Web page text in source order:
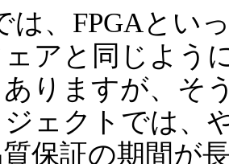
は、FPGAとい
アと同じよう
ありますが、そ
ェクトでは、
保証の期間が